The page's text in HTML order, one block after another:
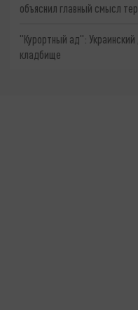
объяснил главный смысл
"Курортный ад":
кладбище